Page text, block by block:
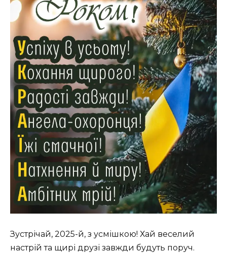
Зустрічай, 2025-й, з усмішкою! Хай веселий
настрій та щирі друзі завжди будуть поруч.